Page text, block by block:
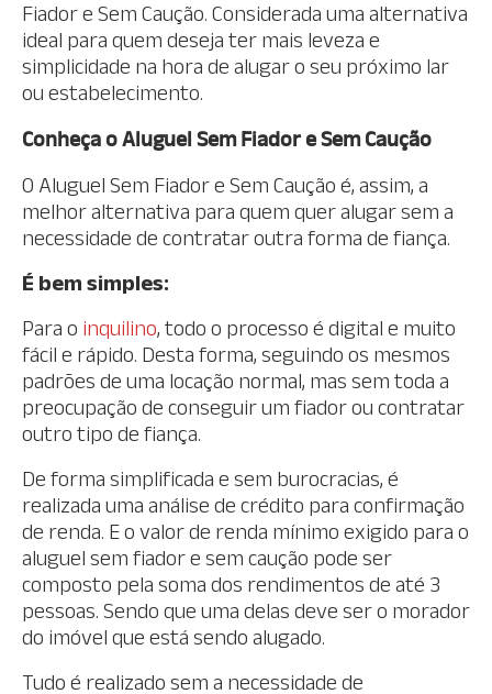
Fiador e Sem Caução. Considerada uma alternativa
ideal para quem deseja ter mais leveza e
simplicidade na hora de alugar o seu próximo lar
ou estabelecimento.
Conheça o Aluguel Sem Fiador e Sem Caução
O Aluguel Sem Fiador e Sem Caução é, assim, a
melhor alternativa para quem quer alugar sem a
necessidade de contratar outra forma de fiança.
É bem simples:
Para o inquilino, todo o processo é digital e muito
fácil e rápido. Desta forma, seguindo os mesmos
padrões de uma locação normal, mas sem toda a
preocupação de conseguir um fiador ou contratar
outro tipo de fiança.
De forma simplificada e sem burocracias, é
realizada uma análise de crédito para confirmação
de renda. E o valor de renda mínimo exigido para o
aluguel sem fiador e sem caução pode ser
composto pela soma dos rendimentos de até 3
pessoas. Sendo que uma delas deve ser o morador
do imóvel que está sendo alugado.
Tudo é realizado sem a necessidade de